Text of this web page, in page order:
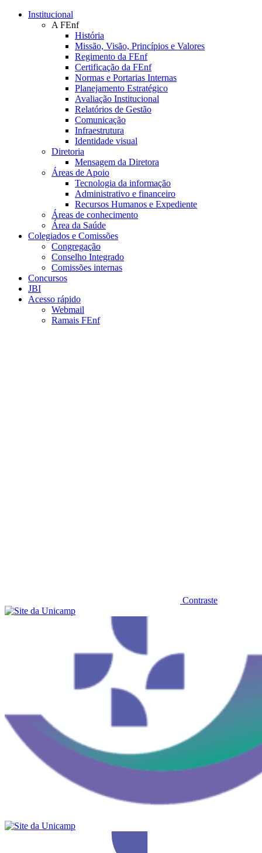
Conteúdo principal
Institucional
A FEnf
História
Missão, Visão, Princípios e Valores
Regimento da FEnf
Certificação da FEnf
Normas e Portarias Internas
Planejamento Estratégico
Avaliação Institucional
Relatórios de Gestão
Comunicação
Infraestrutura
Identidade visual
Diretoria
Mensagem da Diretora
Áreas de Apoio
Tecnologia da informação
Administrativo e financeiro
Recursos Humanos e Expediente
Áreas de conhecimento
Área da Saúde
Colegiados e Comissões
Congregação
Conselho Integrado
Comissões internas
Concursos
JBI
Acesso rápido
Webmail
Ramais FEnf
Contraste